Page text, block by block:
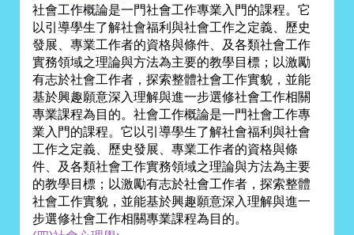
社會工作概論是一門社會工作專業入門的課程。它
以引導學生了解社會福利與社會工作之定義、歷史
發展、專業工作者的資格與條件、及各類社會工作
實務領域之理論與方法為主要的教學目標；以激勵
有志於社會工作者，探索整體社會工作實貌，並能
基於興趣願意深入理解與進一步選修社會工作相關
專業課程為目的。 社會工作概論是一門社會工作專
業入門的課程。它以引導學生了解社會福利與社會
工作之定義、歷史發展、專業工作者的資格與條
件、及各類社會工作實務領域之理論與方法為主要
的教學目標；以激勵有志於社會工作者，探索整體
社會工作實貌，並能基於興趣願意深入理解與進一
步選修社會工作相關專業課程為目的。